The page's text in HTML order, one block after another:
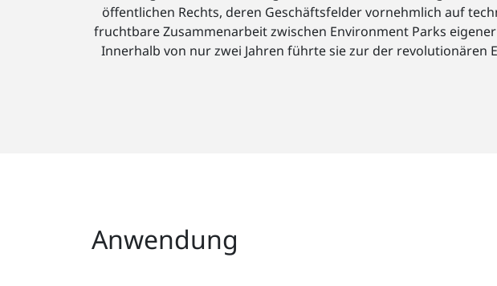
öffentlichen Rechts, deren Geschäftsfelder vornehmlich auf
fruchtbare Zusammenarbeit zwischen Environment Parks
Innerhalb von nur zwei Jahren führte sie zur der
Anwendung